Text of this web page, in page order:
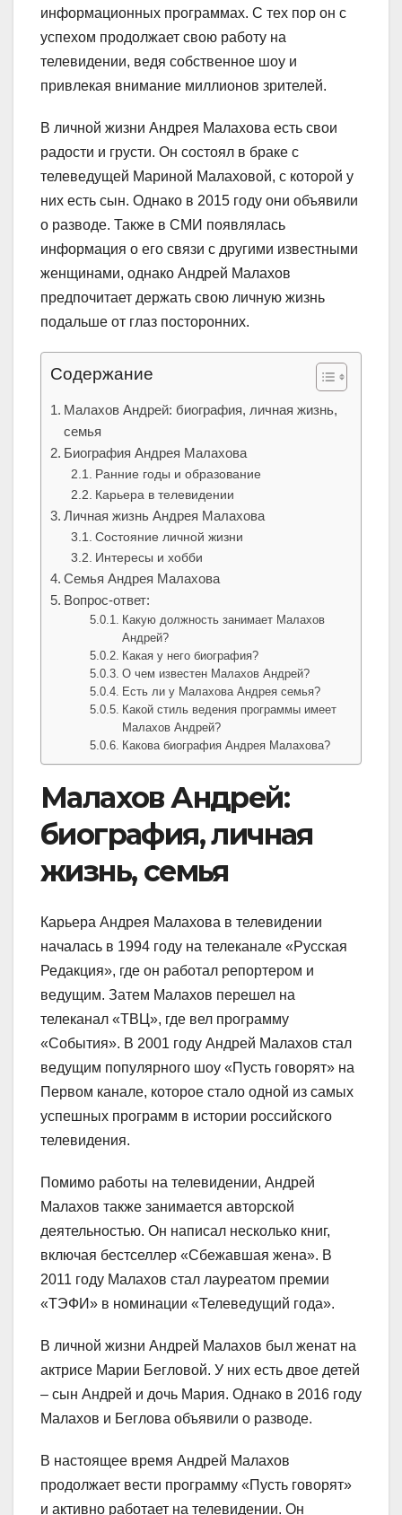
информационных программах. С тех пор он с
успехом продолжает свою работу на
телевидении, ведя собственное шоу и
привлекая внимание миллионов зрителей.
В личной жизни Андрея Малахова есть свои
радости и грусти. Он состоял в браке с
телеведущей Мариной Малаховой, с которой у
них есть сын. Однако в 2015 году они объявили
о разводе. Также в СМИ появлялась
информация о его связи с другими известными
женщинами, однако Андрей Малахов
предпочитает держать свою личную жизнь
подальше от глаз посторонних.
Содержание
Малахов Андрей: биография, личная жизнь,
семья
Биография Андрея Малахова
Ранние годы и образование
Карьера в телевидении
Личная жизнь Андрея Малахова
Состояние личной жизни
Интересы и хобби
Семья Андрея Малахова
Вопрос-ответ:
Какую должность занимает Малахов
Андрей?
Какая у него биография?
О чем известен Малахов Андрей?
Есть ли у Малахова Андрея семья?
Какой стиль ведения программы имеет
Малахов Андрей?
Какова биография Андрея Малахова?
Малахов Андрей:
биография, личная
жизнь, семья
Карьера Андрея Малахова в телевидении
началась в 1994 году на телеканале «Русская
Редакция», где он работал репортером и
ведущим. Затем Малахов перешел на
телеканал «ТВЦ», где вел программу
«События». В 2001 году Андрей Малахов стал
ведущим популярного шоу «Пусть говорят» на
Первом канале, которое стало одной из самых
успешных программ в истории российского
телевидения.
Помимо работы на телевидении, Андрей
Малахов также занимается авторской
деятельностью. Он написал несколько книг,
включая бестселлер «Сбежавшая жена». В
2011 году Малахов стал лауреатом премии
«ТЭФИ» в номинации «Телеведущий года».
В личной жизни Андрей Малахов был женат на
актрисе Марии Бегловой. У них есть двое детей
– сын Андрей и дочь Мария. Однако в 2016 году
Малахов и Беглова объявили о разводе.
В настоящее время Андрей Малахов
продолжает вести программу «Пусть говорят»
и активно работает на телевидении. Он